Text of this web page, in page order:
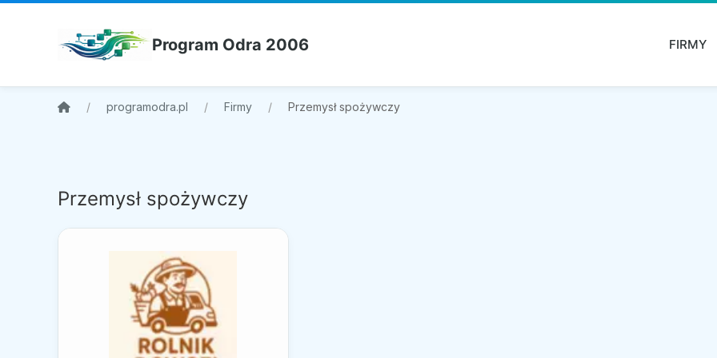
Program Odra 2006 FIRMY
programodra.pl Firmy Przemysł spożywczy
Przemysł spożywczy